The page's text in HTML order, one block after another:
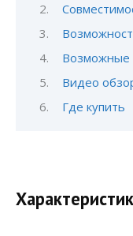
Возможные
Видео
Где купить